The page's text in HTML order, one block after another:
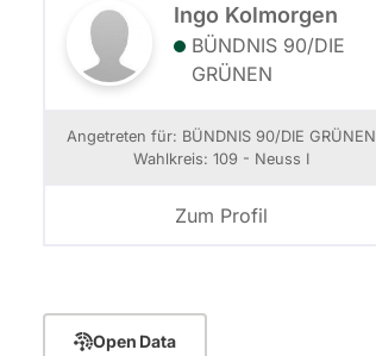
Ingo Kolmorgen
BÜNDNIS 90/­DIE
GRÜNEN
Angetreten für: BÜNDNIS 90/­DIE GRÜNEN
Wahlkreis: 109 - Neuss I
Zum Profil
Open Data